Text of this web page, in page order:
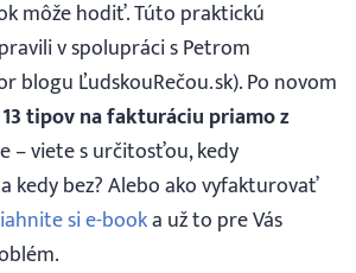
môže hodiť. Túto praktickú
v spolupráci s Petrom
blogu ĽudskouRečou.sk). Po novom
tipov na fakturáciu priamo z
– viete s určitosťou, kedy
kedy bez? Alebo ako vyfakturovať
si e-booka už to pre Vás